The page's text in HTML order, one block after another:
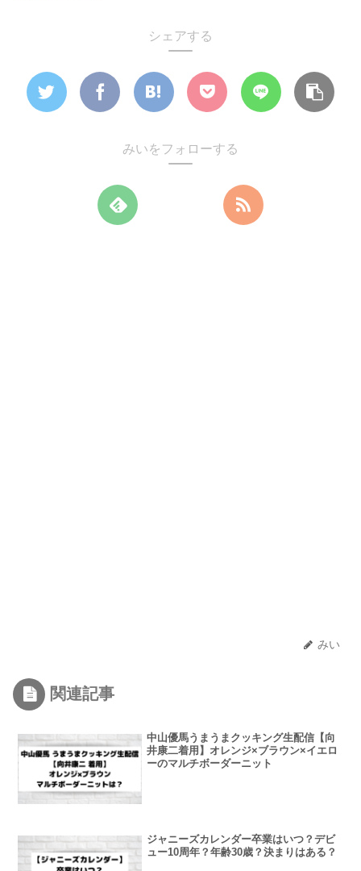
シェアする
みいをフォローする
みい
関連記事
中山優馬うまうまクッキング生配信【向
井康二着用】オレンジ×ブラウン×イエロ
ーのマルチボーダーニット
ジャニーズカレンダー卒業はいつ？デビ
ュー10周年？年齢30歳？決まりはある？